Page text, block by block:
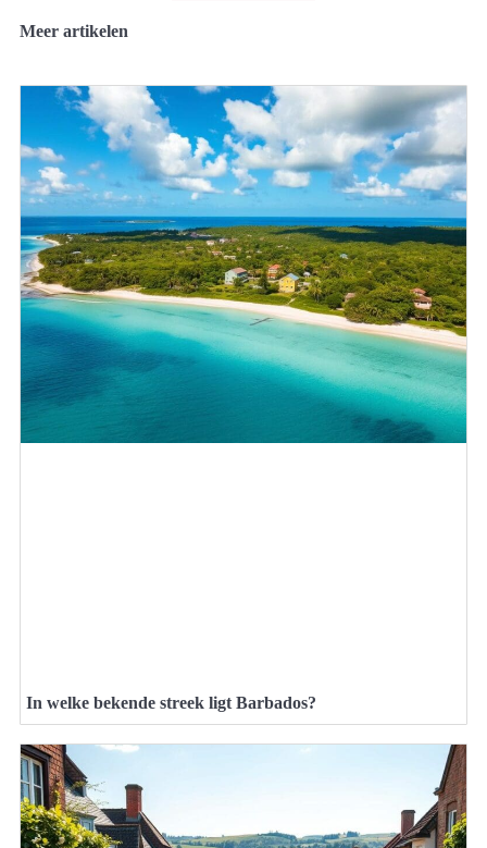
Meer artikelen
In welke bekende streek ligt Barbados?